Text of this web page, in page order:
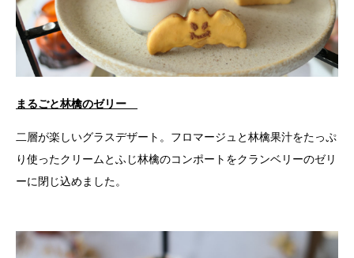
まるごと林檎のゼリー
二層が楽しいグラスデザート。フロマージュと林檎果汁をたっぷ
り使ったクリームとふじ林檎のコンポートをクランベリーのゼリ
ーに閉じ込めました。